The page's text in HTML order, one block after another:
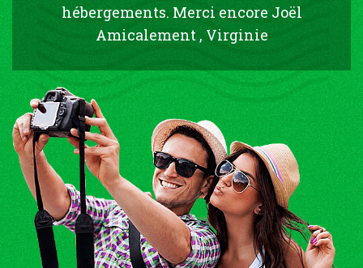
hébergements. Merci encore Joël
Amicalement , Virginie